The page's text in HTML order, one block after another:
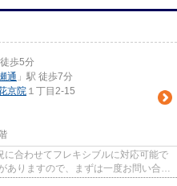
徒歩5分
通 」駅 徒歩7分
京院 １丁目2-15
合わせてフレキシブルに対応可能で
ありますので、まずは一度お問い合わ